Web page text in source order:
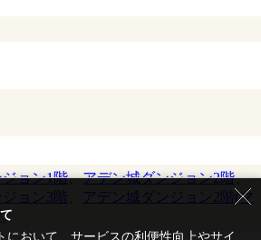
ョン1階、アデン城ダンジョン2階、
ョン3階
アデン城ダンジョン2階(マ
)
において、サービスの利便性向上やサイ